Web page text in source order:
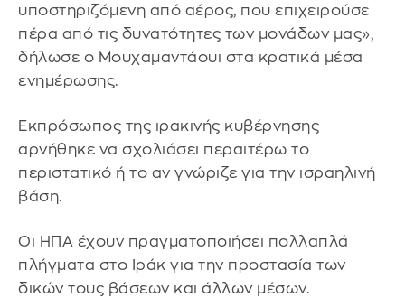
υποστηριζόμενη από αέρος, που επιχειρούσε
πέρα από τις δυνατότητες των μονάδων μας»,
δήλωσε ο Μουχαμαντάουι στα κρατικά μέσα
ενημέρωσης.
Εκπρόσωπος της ιρακινής κυβέρνησης
αρνήθηκε να σχολιάσει περαιτέρω το
περιστατικό ή το αν γνώριζε για την ισραηλινή
βάση.
Οι ΗΠΑ έχουν πραγματοποιήσει πολλαπλά
πλήγματα στο Ιράκ για την προστασία των
δικών τους βάσεων και άλλων μέσων.